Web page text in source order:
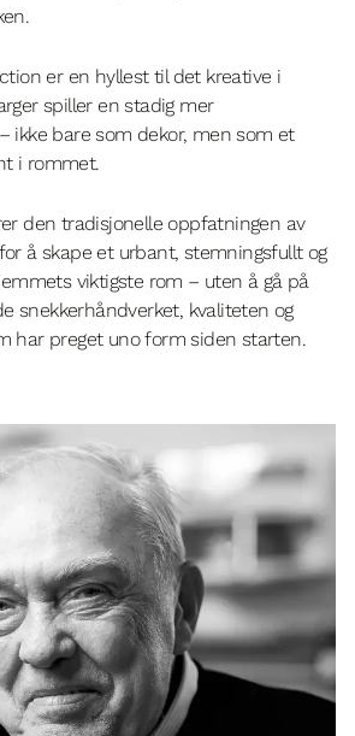
er en hyllest til det kreative i
spiller en stadig mer
ikke bare som dekor, men som et
i rommet.
den tradisjonelle oppfatningen av
å skape et urbant, stemningsfullt og
viktigste rom – uten å gå på
snekkerhåndverket, kvaliteten og
har preget uno form siden starten.